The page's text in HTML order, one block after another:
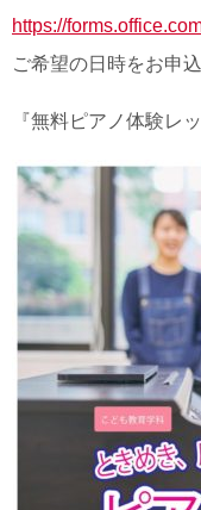
https://
ご希望の日時をお申
『無料ピアノ体験レ